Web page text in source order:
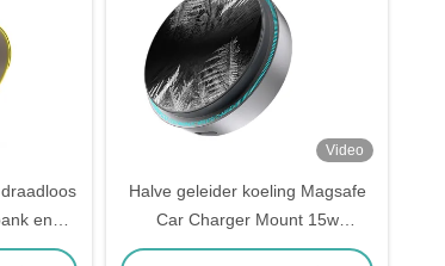
en
Video
Halve geleider koeling Magsafe
Car Charger Mount 15w
Gemakkelijke installatie